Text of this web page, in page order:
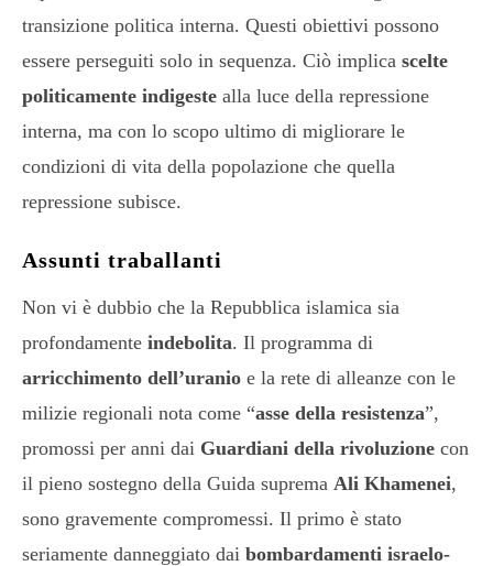
transizione politica interna. Questi obiettivi possono
essere perseguiti solo in sequenza. Ciò implica scelte
politicamente indigeste alla luce della repressione
interna, ma con lo scopo ultimo di migliorare le
condizioni di vita della popolazione che quella
repressione subisce.
Assunti traballanti
Non vi è dubbio che la Repubblica islamica sia
profondamente indebolita. Il programma di
arricchimento dell’uranio e la rete di alleanze con le
milizie regionali nota come “asse della resistenza”,
promossi per anni dai Guardiani della rivoluzione con
il pieno sostegno della Guida suprema Ali Khamenei,
sono gravemente compromessi. Il primo è stato
seriamente danneggiato dai bombardamenti israelo-